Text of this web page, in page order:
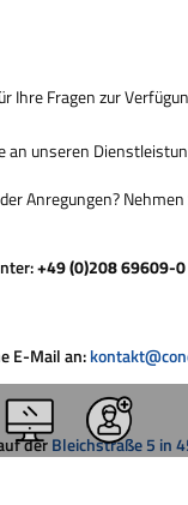
Ihre Fragen zur
an unseren
Anregungen?
+49 (0)208 69609-0
E-Mail an:
derBleichstraße 5 in